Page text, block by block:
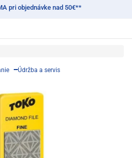
pri objednávke nad 50€**
Údržba a servis